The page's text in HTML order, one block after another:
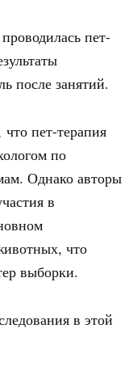
пет-
после занятий.
пет-терапия
по
Однако авторы
в
что
выборки.
в этой